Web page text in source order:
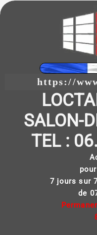
https://
SALON-
TEL :
7 jours sur
de